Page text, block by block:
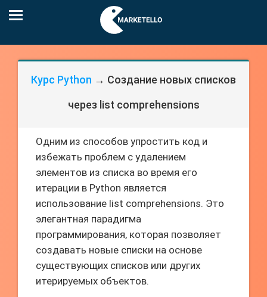
Курс Python → Создание новых списков
через list comprehensions
Одним из способов упростить код и
избежать проблем с удалением
элементов из списка во время его
итерации в Python является
использование list comprehensions. Это
элегантная парадигма
программирования, которая позволяет
создавать новые списки на основе
существующих списков или других
итерируемых объектов.